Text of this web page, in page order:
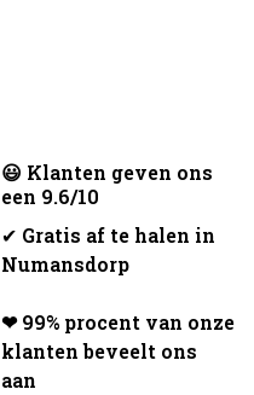
😃 Klanten geven ons
een 9.6/10
✔ Gratis af te halen in
Numansdorp
❤ 99% procent van onze
klanten beveelt ons
aan